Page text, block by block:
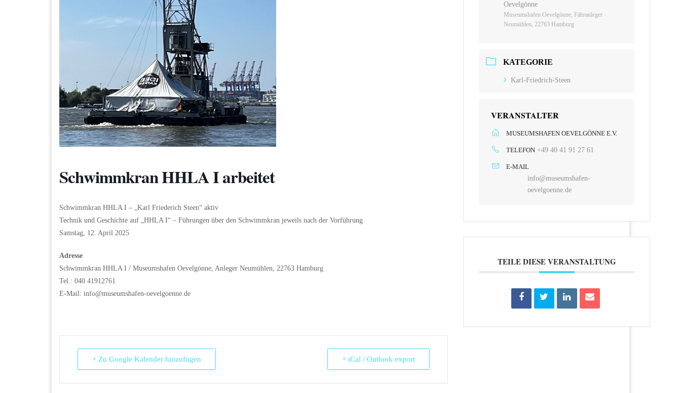
Schwimmkran HHLA I arbeitet
Schwimmkran HHLA I – „Karl Friederich Steen“ aktiv
Technik und Geschichte auf „HHLA I“ – Führungen über den Schwimmkran jeweils nach der Vorführung
Samstag, 12. April 2025
Adresse
Schwimmkran HHLA I / Museumshafen Oevelgönne, Anleger Neumühlen, 22763 Hamburg
Tel.: 040 41912761
E-Mail: info@museumshafen-oevelgoenne.de
+ Zu Google Kalender hinzufügen + iCal / Outlook export
Oevelgönne
Museumshafen Oevelgönne, Fähranleger
Neumühlen, 22763 Hamburg
KATEGORIE
Karl-Friedrich-Steen
VERANSTALTER
MUSEUMSHAFEN OEVELGÖNNE E.V.
TELEFON +49 40 41 91 27 61
E-MAIL
info@museumshafen-
oevelgoenne.de
TEILE DIESE VERANSTALTUNG